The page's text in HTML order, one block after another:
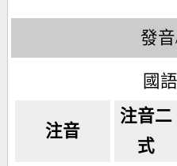
發
國
注音
注音二
式